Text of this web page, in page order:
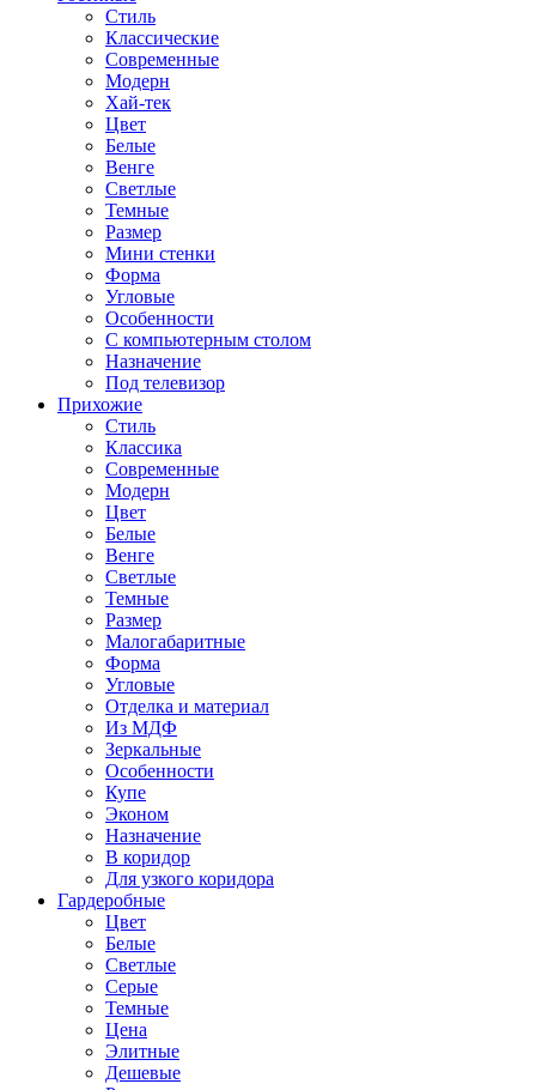
Стиль
Классические
Современные
Модерн
Хай-тек
Цвет
Белые
Венге
Светлые
Темные
Размер
Мини стенки
Форма
Угловые
Особенности
С компьютерным столом
Назначение
Под телевизор
Прихожие
Стиль
Классика
Современные
Модерн
Цвет
Белые
Венге
Светлые
Темные
Размер
Малогабаритные
Форма
Угловые
Отделка и материал
Из МДФ
Зеркальные
Особенности
Купе
Эконом
Назначение
В коридор
Для узкого коридора
Гардеробные
Цвет
Белые
Светлые
Серые
Темные
Цена
Элитные
Дешевые